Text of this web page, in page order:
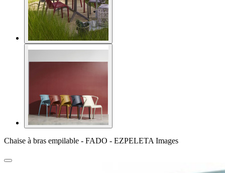
Chaise à bras empilable - FADO - EZPELETA Images